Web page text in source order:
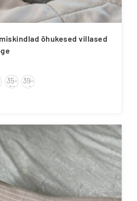
õhukesed villased
35-
38
39-
42